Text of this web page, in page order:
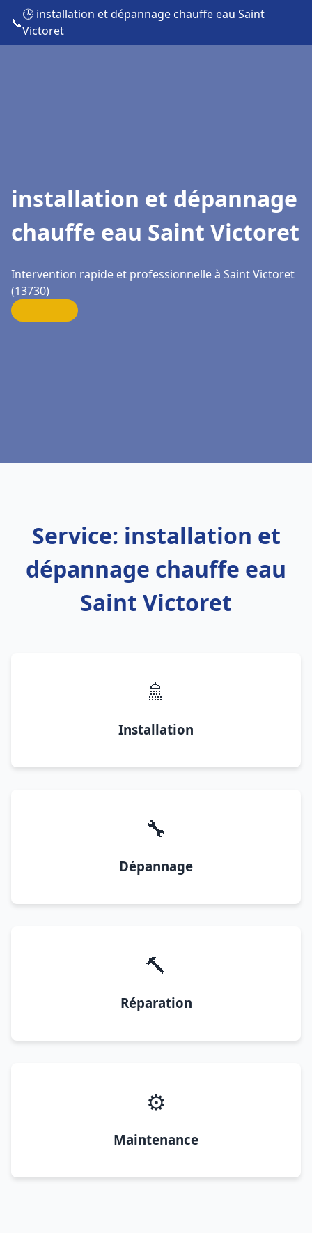
📞
🕒 installation et dépannage chauffe eau Saint
Victoret
installation et dépannage
chauffe eau Saint Victoret
Intervention rapide et professionnelle à Saint Victoret
(13730)
Service: installation et
dépannage chauffe eau
Saint Victoret
🚿
Installation
🔧
Dépannage
🔨
Réparation
⚙️
Maintenance